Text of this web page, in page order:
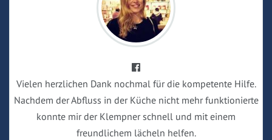
Vielen herzlichen Dank nochmal für die kompetente Hilfe.
Nachdem der Abfluss in der Küche nicht mehr funktionierte
konnte mir der Klempner schnell und mit einem
freundlichem lächeln helfen.